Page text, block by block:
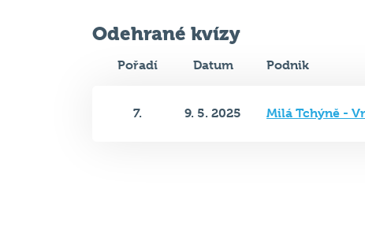
Odehrané kvízy
Pořadí Datum Podnik
7. 9. 5. 2025 Milá Tchýně -